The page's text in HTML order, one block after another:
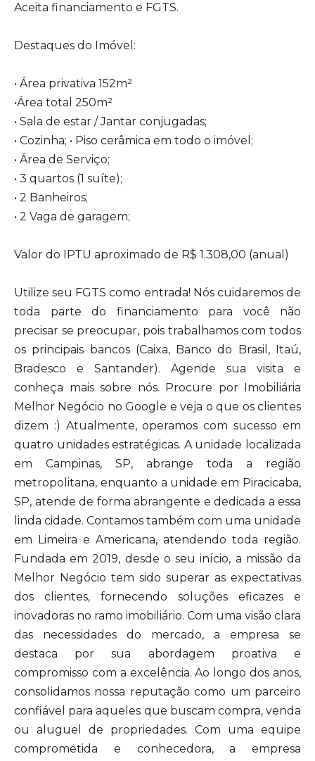
Aceita financiamento e FGTS.
Destaques do Imóvel:
• Área privativa 152m²
•Área total 250m²
• Sala de estar / Jantar conjugadas;
• Cozinha; • Piso cerâmica em todo o imóvel;
• Área de Serviço;
• 3 quartos (1 suíte);
• 2 Banheiros;
• 2 Vaga de garagem;
Valor do IPTU aproximado de R$ 1.308,00 (anual)
Utilize seu FGTS como entrada! Nós cuidaremos de
toda parte do financiamento para você não
precisar se preocupar, pois trabalhamos com todos
os principais bancos (Caixa, Banco do Brasil, Itaú,
Bradesco e Santander). Agende sua visita e
conheça mais sobre nós. Procure por Imobiliária
Melhor Negócio no Google e veja o que os clientes
dizem :) Atualmente, operamos com sucesso em
quatro unidades estratégicas. A unidade localizada
em Campinas, SP, abrange toda a região
metropolitana, enquanto a unidade em Piracicaba,
SP, atende de forma abrangente e dedicada a essa
linda cidade. Contamos também com uma unidade
em Limeira e Americana, atendendo toda região.
Fundada em 2019, desde o seu início, a missão da
Melhor Negócio tem sido superar as expectativas
dos clientes, fornecendo soluções eficazes e
inovadoras no ramo imobiliário. Com uma visão clara
das necessidades do mercado, a empresa se
destaca por sua abordagem proativa e
compromisso com a excelência. Ao longo dos anos,
consolidamos nossa reputação como um parceiro
confiável para aqueles que buscam compra, venda
ou aluguel de propriedades. Com uma equipe
comprometida e conhecedora, a empresa